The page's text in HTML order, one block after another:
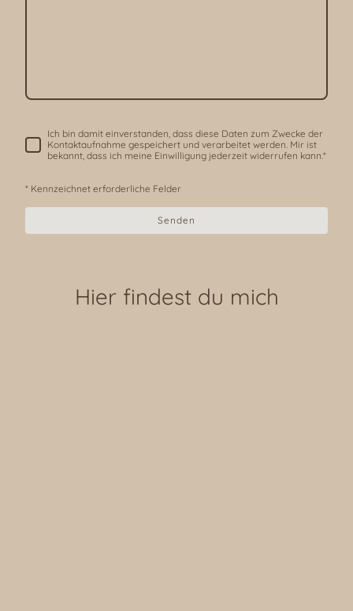
Ich bin damit einverstanden, dass diese Daten zum Zwecke der
Kontaktaufnahme gespeichert und verarbeitet werden. Mir ist
bekannt, dass ich meine Einwilligung jederzeit widerrufen kann.*
* Kennzeichnet erforderliche Felder
Senden
Hier findest du mich